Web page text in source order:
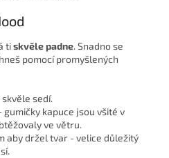
tiskvěle padne. Snadno se
pomocí promyšlených
sedí.
gumičky kapuce jsou všité v
ve větru.
aby držel tvar - velice důležitý